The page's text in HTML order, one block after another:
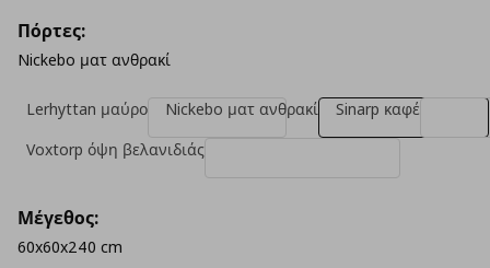
Πόρτες:
Nickebo ματ ανθρακί
Lerhyttan μαύρο Nickebo ματ ανθρακί
Sinarp καφέ
Voxtorp όψη βελανιδιάς
Μέγεθος:
60x60x240 cm